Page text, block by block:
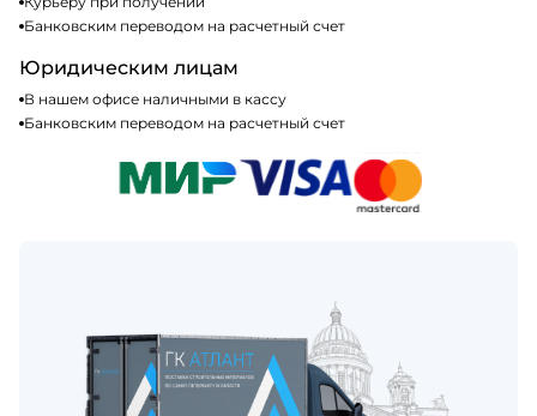
Банковским переводом на расчетный счет
Юридическим лицам
В нашем офисе наличными в кассу
Банковским переводом на расчетный счет